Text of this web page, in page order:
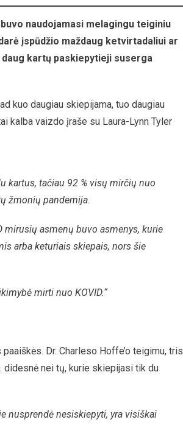
naudojamasi melagingu teiginiu
įspūdžio maždaug ketvirtadaliui ar
kartų paskiepytieji suserga
kuo daugiau skiepijama, tuo daugiau
kalba vaizdo įraše su Laura-Lynn Tyler
kartus, tačiau 92 % visų mirčių nuo
žmonių pandemija.
mirusių asmenų buvo asmenys, kurie
arba keturiais skiepais, nors šie
mirti nuo KOVID.“
Dr. Charleso Hoffe’o teigimu, tris
nei tų, kurie skiepijasi tik du
nusprendė nesiskiepyti, yra visiškai